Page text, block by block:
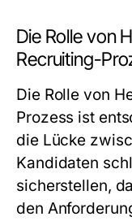
Die Rolle von
Recruiting-
Die Rolle von
Prozess ist
die Lücke
Kandidaten
sicherstellen,
den